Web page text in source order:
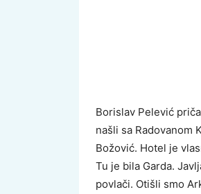
Borislav Pelević
našli sa Radovanom
Božović. Hotel je
Tu je bila Garda.
povlači. Otišli smo